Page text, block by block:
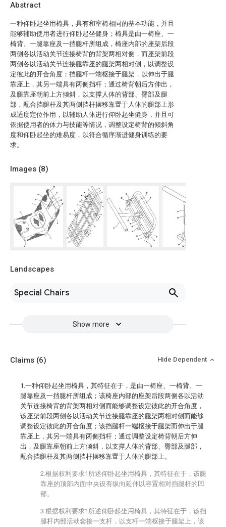
Abstract
一种仰卧起坐用椅具，具有和室椅相同的基本功能，并且
能够辅助使用者进行仰卧起坐健身；椅具是由一椅座、一
椅背、一腿靠座及一挡腿杆所组成，椅座内部的座架后段
两侧各以活动关节连接椅背的背架两相对侧，而座架前段
两侧各以活动关节连接腿靠座的腿架两相对侧，以调整设
定彼此的开合角度；挡腿杆一端枢接于腿架，以伸出于腿
靠座上，其另一端具有两侧挡杆；通过椅背朝后方伸出，
及腿靠座朝前上方倾斜，以支撑人体的背部、臀部及腿
部，配合挡腿杆及其两侧挡杆摆移靠置于人体的腿部上形
成适度定位作用，以辅助人体进行仰卧起坐健身，并且可
依据使用者的体力与技能等情况，调整设定椅背的倾斜角
度和仰卧起坐的难易度，以符合循序渐进健身训练的要
求。
Images (8)
Landscapes
Special Chairs
Show more
Claims (6) Hide Dependent
1.一种仰卧起坐用椅具，其特征在于，是由一椅座、一椅背、一
腿靠座及一挡腿杆所组成；该椅座内部的座架后段两侧各以活动
关节连接椅背的背架两相对侧而能够调整设定彼此的开合角度，
该座架前段两侧各以活动关节连接腿靠座的腿架两相对侧而能够
调整设定彼此的开合角度；该挡腿杆一端枢接于腿架而伸出于腿
靠座上，其另一端具有两侧挡杆；通过调整设定椅背朝后方伸
出，及腿靠座朝前上方倾斜，以支撑人体的背部、臀部及腿部，
配合挡腿杆及其两侧挡杆摆移靠置于人体的腿部上。
2.根据权利要求1所述仰卧起坐用椅具，其特征在于，该腿
靠座的顶部内面中央设有纵向延伸以容置相对挡腿杆的凹
部。
3.根据权利要求1所述仰卧起坐用椅具，其特征在于，该挡
腿杆内部活动套接一支杆，以支杆一端枢接于腿架上，该